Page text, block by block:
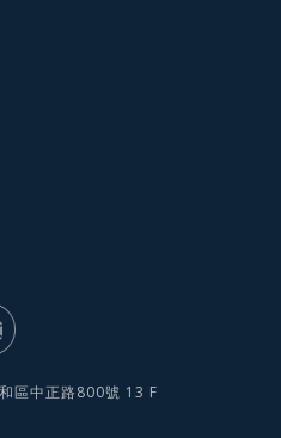
區中正路800號 13 F